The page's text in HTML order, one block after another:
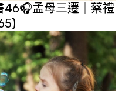
46🎧孟母三遷｜蔡禮